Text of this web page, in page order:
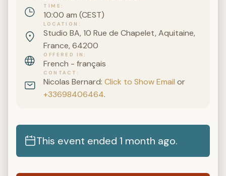
TIME
10:00 am (CEST)
LOCATION
Studio BA, 10 Rue de Chapelet, Aquitaine,
France, 64200
OFFERED IN
French - français
CONTACT
Nicolas Bernard:Click to Show Email or
+33698406464.
This event ended 1 month ago.